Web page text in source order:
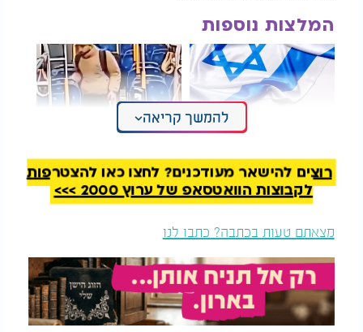
המלצות נוספות
יצירות ליום העצמאות
שאפשר להכין בבית עם
הילדים
תיעוד דרמטי: המחבל
בבת ים מסתיר את פניו
- ואז מניח את השקית
החשודה
ארבע ג'ירפות שנותרו בגן החיות, אך לפני שהמהלך יצא
לפועל שתי ג'ירפות המליטו גורים בסביבות אפריל
2025. כאשר נערכה ביקורת במקום באותו חודש,
התברר כי הגורים נעלמו.
עוד עלה כי הנהלת גן החיות לא דיווחה על הלידות,
להמשך קריאה
רוצים להישאר מעודכנים? לחצו כאן להצטרפות
לקבוצות הוואטסאפ של ערוץ 2000 >>>
מצאתם טעות בכתבה? כתבו לנו